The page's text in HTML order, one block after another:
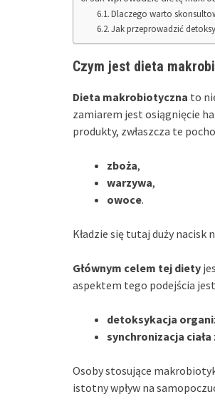
Dlaczego warto
Jak przeprowadzić
Czym jest dieta
Dieta makrobiotyczna to
zamiarem jest osiągnięcie
produkty, zwłaszcza te
zboża,
warzywa,
owoce.
Kładzie się tutaj duży nacisk
Głównym celem tej diety
aspektem tego podejścia
detoksykacja
synchronizacja ciała
Osoby stosujące
istotny wpływ na